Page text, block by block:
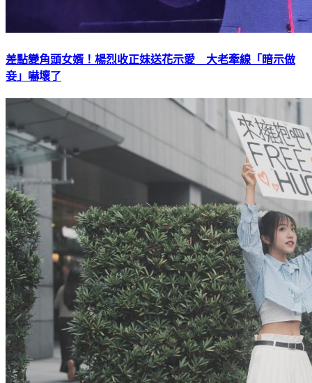
差點變角頭女婿！楊烈收正妹送花示愛 大老牽線「暗示做
妾」嚇壞了